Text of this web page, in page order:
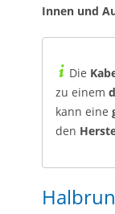
Innen und
Die
zu einem
kann eine
den